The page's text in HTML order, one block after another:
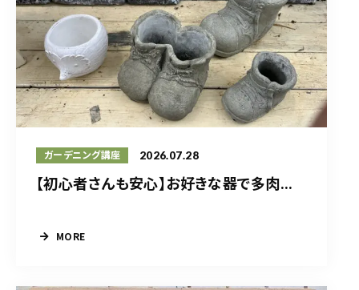
ガーデニング講座 2026.07.28
【初心者さんも安心】お好きな器で多肉...
MORE